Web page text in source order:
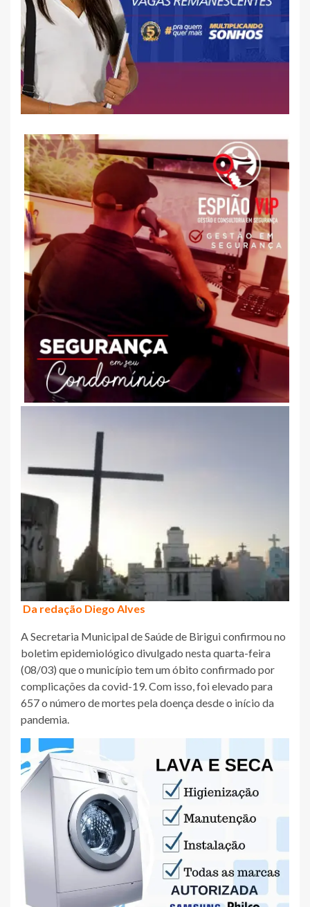
Da redação Diego Alves
A Secretaria Municipal de Saúde de Birigui confirmou no
boletim epidemiológico divulgado nesta quarta-feira
(08/03) que o município tem um óbito confirmado por
complicações da covid-19. Com isso, foi elevado para
657 o número de mortes pela doença desde o início da
pandemia.